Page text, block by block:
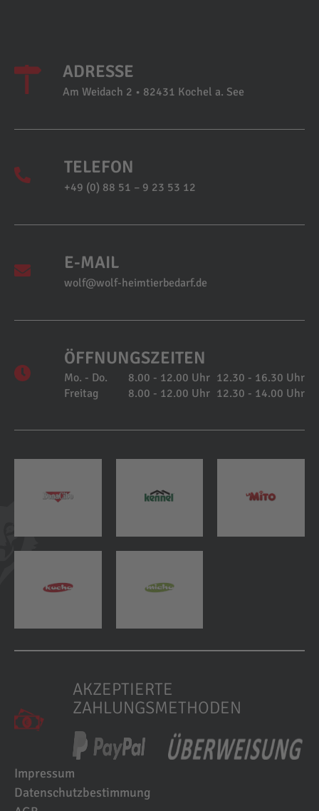
ADRESSE
Am Weidach 2 • 82431 Kochel a. See
TELEFON
+49 (0) 88 51 – 9 23 53 12
E-MAIL
wolf@wolf-heimtierbedarf.de
ÖFFNUNGSZEITEN
Mo. - Do. 8.00 - 12.00 Uhr 12.30 - 16.30 Uhr
Freitag
8.00 - 12.00 Uhr 12.30 - 14.00 Uhr
AKZEPTIERTE
ZAHLUNGSMETHODEN
Impressum
Datenschutzbestimmung